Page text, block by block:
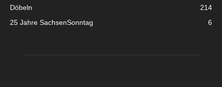
Döbeln
214
25 Jahre SachsenSonntag
6